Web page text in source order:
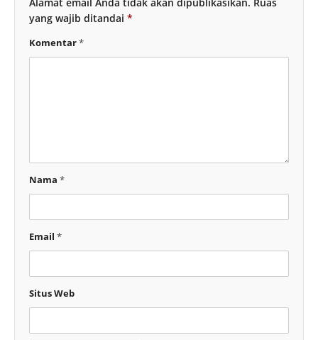
yang wajib ditandai *
Komentar*
Nama *
Email *
Situs Web